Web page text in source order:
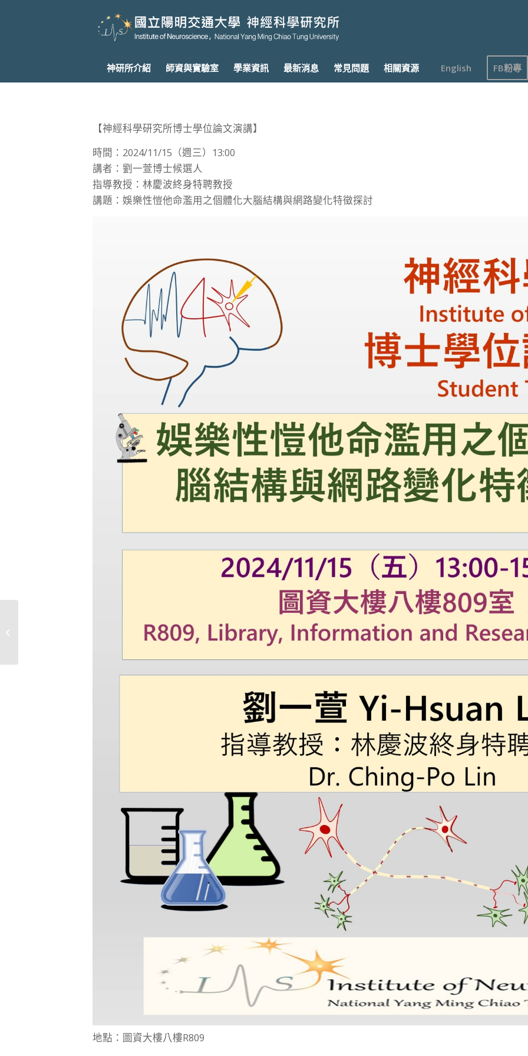
神研所介紹 師資與實驗室 學業資訊 最新消息 常見問題 相關資源 English FB粉專
【神經科學研究所博士學位論文演講】
時間：2024/11/15（週三）13:00
講者：劉一萱博士候選人
指導教授：林慶波終身特聘教授
講題：娛樂性愷他命濫用之個體化大腦結構與網路變化特徵探討
地點：圖資大樓八樓R809